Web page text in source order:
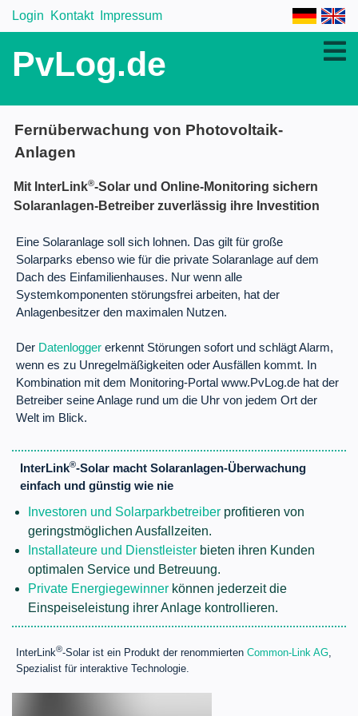
Login Kontakt Impressum
PvLog.de
Fernüberwachung von Photovoltaik-
Anlagen
Mit InterLink®-Solar und Online-Monitoring sichern
Solaranlagen-Betreiber zuverlässig ihre Investition
Eine Solaranlage soll sich lohnen. Das gilt für große
Solarparks ebenso wie für die private Solaranlage auf dem
Dach des Einfamilienhauses. Nur wenn alle
Systemkomponenten störungsfrei arbeiten, hat der
Anlagenbesitzer den maximalen Nutzen.
Der Datenlogger erkennt Störungen sofort und schlägt Alarm,
wenn es zu Unregelmäßigkeiten oder Ausfällen kommt. In
Kombination mit dem Monitoring-Portal www.PvLog.de hat der
Betreiber seine Anlage rund um die Uhr von jedem Ort der
Welt im Blick.
InterLink®-Solar macht Solaranlagen-Überwachung
einfach und günstig wie nie
Investoren und Solarparkbetreiber profitieren von
geringstmöglichen Ausfallzeiten.
Installateure und Dienstleister bieten ihren Kunden
optimalen Service und Betreuung.
Private Energiegewinner können jederzeit die
Einspeiseleistung ihrer Anlage kontrollieren.
InterLink®-Solar ist ein Produkt der renommierten Common-Link AG,
Spezialist für interaktive Technologie.